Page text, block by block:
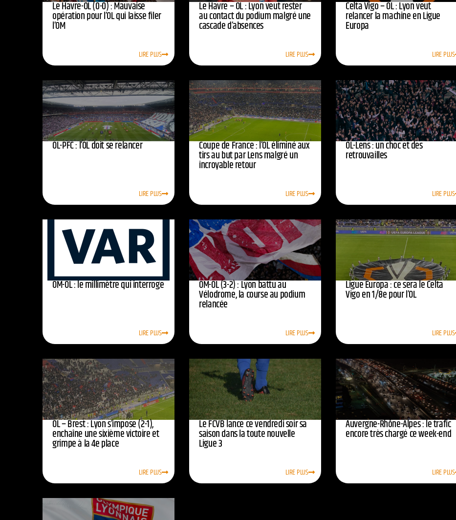
Le Havre-OL (0-0) : Mauvaise
opération pour l’OL qui laisse filer
l’OM
LIRE PLUS
Le Havre – OL : Lyon veut rester
au contact du podium malgré une
cascade d’absences
LIRE PLUS
Celta Vigo – OL : Lyon veut
relancer la machine en Ligue
Europa
LIRE PLUS
OL-PFC : l’OL doit se relancer
LIRE PLUS
Coupe de France : l’OL éliminé aux
tirs au but par Lens malgré un
incroyable retour
LIRE PLUS
OL-Lens : un choc et des
retrouvailles
LIRE PLUS
OM-OL : le millimètre qui interroge
LIRE PLUS
OM-OL (3-2) : Lyon battu au
Vélodrome, la course au podium
relancée
LIRE PLUS
Ligue Europa : ce sera le Celta
Vigo en 1/8e pour l’OL
LIRE PLUS
OL – Brest : Lyon s’impose (2-1),
enchaîne une sixième victoire et
grimpe à la 4e place
LIRE PLUS
Le FCVB lance ce vendredi soir sa
saison dans la toute nouvelle
Ligue 3
LIRE PLUS
Auvergne-Rhône-Alpes : le trafic
encore très chargé ce week-end
LIRE PLUS